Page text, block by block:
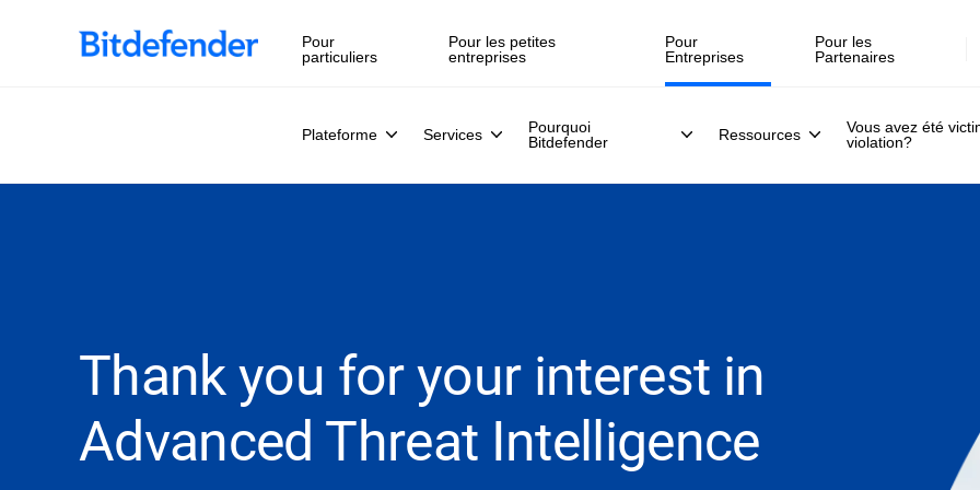
Souveraineté des données en cybersécurité : webinaire en direct, le 30 juillet .
Pour
particuliers
Pour les petites
entreprises
Pour
Entreprises
Plateforme Services
Pourquoi
Bitdefender
Ressources
Vous avez été
violation?
Pour les
Partenaires
Thank you for your interest in
Advanced Threat Intelligence